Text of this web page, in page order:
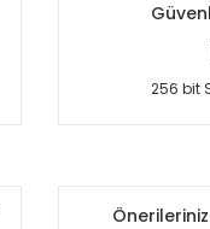
256 bit
Önerileriniz